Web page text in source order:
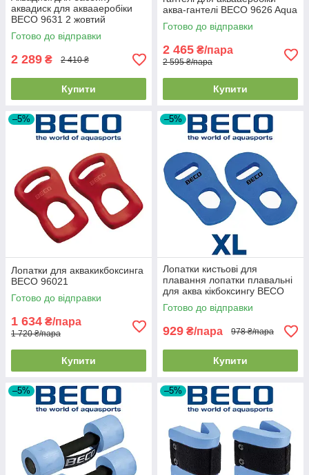
аквадиск для аквааеробіки
BECO 9631 2 жовтий
Готово до відправки
2 289 ₴ 2 410 ₴
Купити
аква-гантелі BECO 9626 Aqua
Dumbbell розмір L
Готово до відправки
2 465 ₴/пара
2 595 ₴/пара
Купити
–5%
Лопатки для аквакикбоксинга
BECO 96021
Готово до відправки
1 634 ₴/пара
1 720 ₴/пара
Купити
–5%
Лопатки кистьові для
плавання лопатки плавальні
для аква кікбоксингу BECO
9637 розмір XL
(28,5x16x1,7см)
Готово до відправки
929 ₴/пара 978 ₴/пара
Купити
–5% –5%